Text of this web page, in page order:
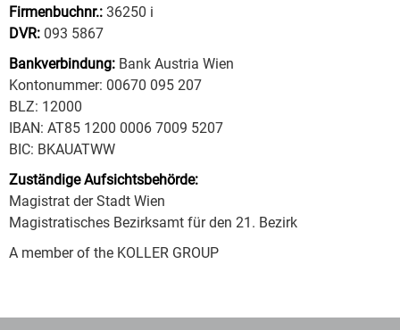
Firmenbuchnr.: 36250 i
DVR: 093 5867
Bankverbindung: Bank Austria Wien
Kontonummer: 00670 095 207
BLZ: 12000
IBAN: AT85 1200 0006 7009 5207
BIC: BKAUATWW
Zuständige Aufsichtsbehörde:
Magistrat der Stadt Wien
Magistratisches Bezirksamt für den 21. Bezirk
A member of the KOLLER GROUP